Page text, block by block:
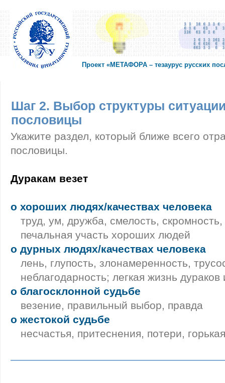
Проект «МЕТАФОРА – тезаурус русских
Шаг 2. Выбор структуры
пословицы
Укажите раздел, который ближе всего
пословицы.
Дуракам везет
о хороших людях/качествах человека
труд, ум, дружба, смелость,
печальная участь хороших людей
о дурных людях/качествах человека
лень, глупость, злонамеренность,
неблагодарность; легкая жизнь дураков
о благосклонной судьбе
везение, правильный выбор, правда
о жестокой судьбе
несчастья, притеснения, потери,